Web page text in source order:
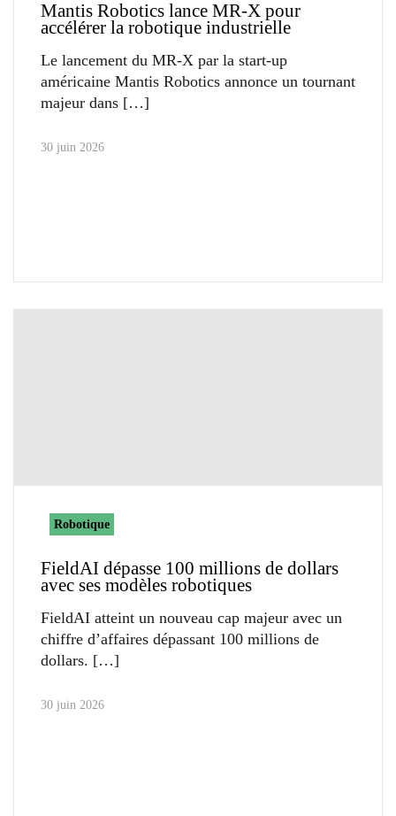
Mantis Robotics lance MR-X pour
accélérer la robotique industrielle
Le lancement du MR-X par la start-up
américaine Mantis Robotics annonce un tournant
majeur dans
30 juin 2026
Robotique
FieldAI dépasse 100 millions de dollars
avec ses modèles robotiques
FieldAI atteint un nouveau cap majeur avec un
chiffre d’affaires dépassant 100 millions de
dollars.
30 juin 2026